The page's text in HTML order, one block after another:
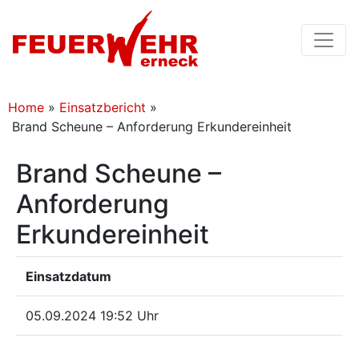
Home » Einsatzbericht »
Brand Scheune – Anforderung Erkundereinheit
Brand Scheune –
Anforderung
Erkundereinheit
Einsatzdatum
05.09.2024 19:52 Uhr